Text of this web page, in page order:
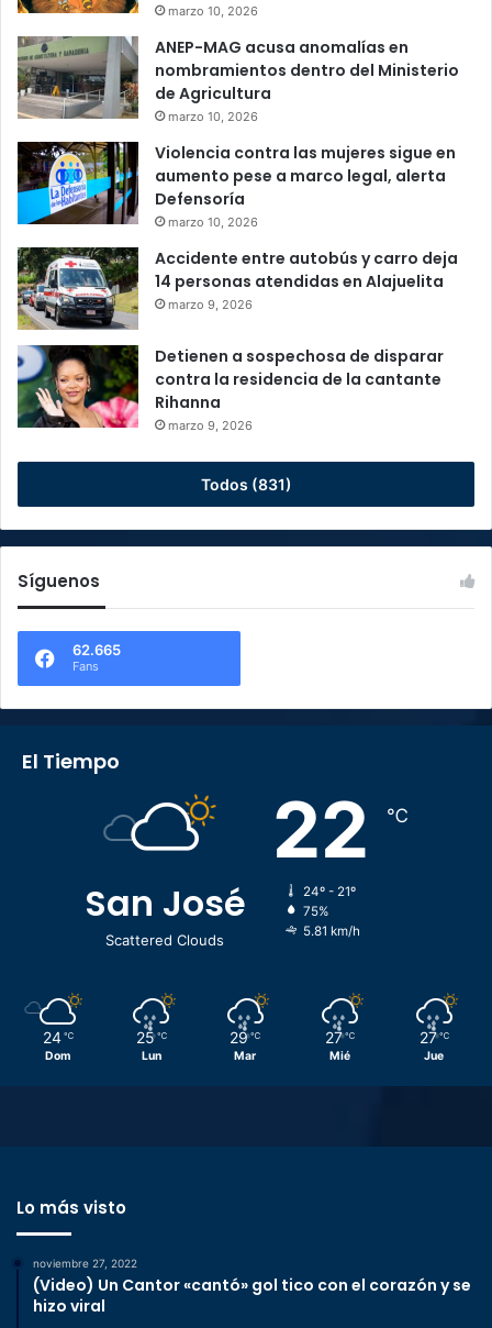
marzo 10, 2026
ANEP-MAG acusa anomalías en
nombramientos dentro del Ministerio
de Agricultura
marzo 10, 2026
Violencia contra las mujeres sigue en
aumento pese a marco legal, alerta
Defensoría
marzo 10, 2026
Accidente entre autobús y carro deja
14 personas atendidas en Alajuelita
marzo 9, 2026
Detienen a sospechosa de disparar
contra la residencia de la cantante
Rihanna
marzo 9, 2026
Todos (831)
Síguenos
62.665
Fans
El Tiempo
San José
Scattered Clouds
22 ℃
24º - 21º
75%
5.81 km/h
24 ℃
Dom
25 ℃
Lun
29 ℃
Mar
27 ℃
Mié
27 ℃
Jue
Lo más visto
noviembre 27, 2022
(Video) Un Cantor «cantó» gol tico con el corazón y se
hizo viral